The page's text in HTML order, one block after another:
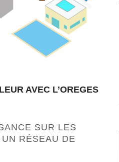
AVEC L’OREGES
SUR LES
RÉSEAU DE